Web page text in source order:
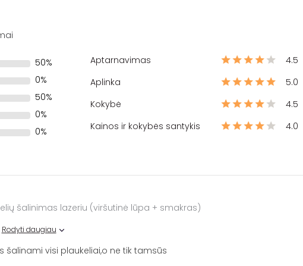
50%
0%
50%
0%
0%
Aptarnavimas
4.5
Aplinka
5.0
Kokybė
4.5
Kainos ir kokybės santykis
4.0
šalinimas lazeriu (viršutinė lūpa + smakras)
Rodyti daugiau
šalinami visi plaukeliai,o ne tik tamsūs